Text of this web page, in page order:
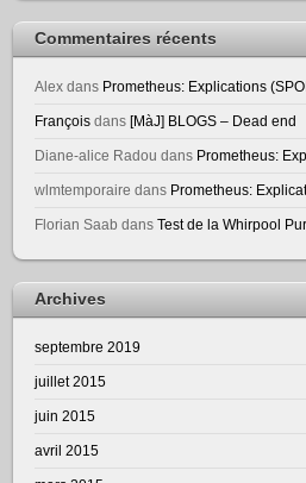
Commentaires récents
Alex dans Prometheus: Explications
François dans[MàJ] BLOGS – Dead end
Diane-alice Radou dans Prometheus:
wlmtemporaire dans Prometheus:
Florian Saab dansTest de la Whirpool
Archives
septembre 2019
juillet 2015
juin 2015
avril 2015